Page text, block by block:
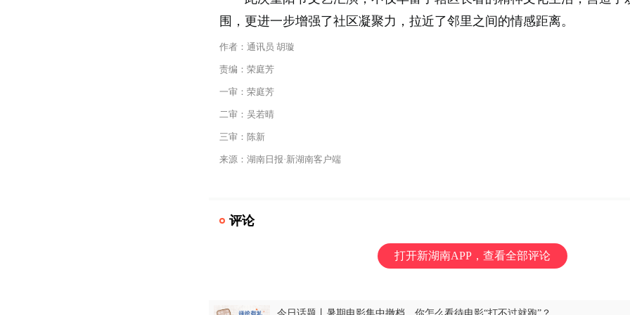
围，更进一步增强了社区凝聚力，拉近了邻里之间的情感距离。
作者：通讯员 胡璇
责编：荣庭芳
一审：荣庭芳
二审：吴若晴
三审：陈新
来源：湖南日报·新湖南客户端
评论
打开新湖南APP，查看全部评论